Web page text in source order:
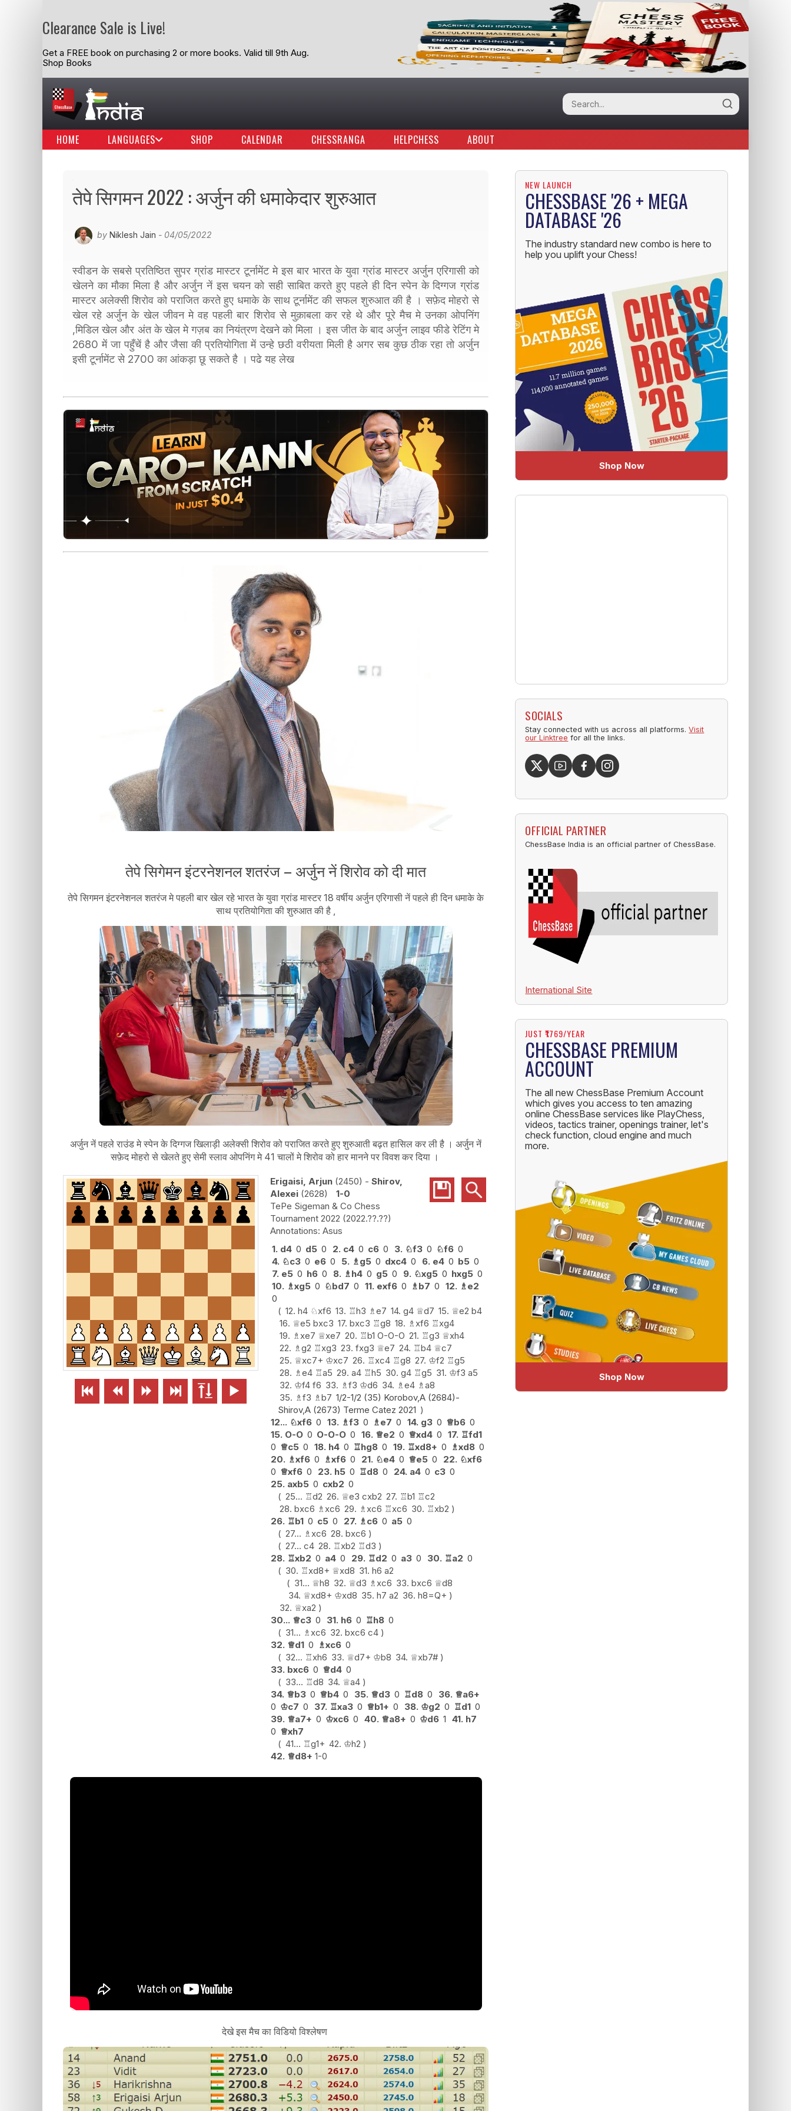
Clearance Sale is Live!
Get a FREE book on purchasing 2 or more books. Valid till 9th Aug.
Shop Books
HOME LANGUAGES SHOP CALENDAR CHESSRANGA HELPCHESS ABOUT
तेपे सिगमन 2022 : अर्जुन की धमाकेदार शुरुआत
by Niklesh Jain - 04/05/2022
स्वीडन के सबसे प्रतिष्ठित सुपर ग्रांड मास्टर टूर्नामेंट मे इस बार भारत के युवा ग्रांड मास्टर अर्जुन एरिगासी को
खेलने का मौका मिला है और अर्जुन नें इस चयन को सही साबित करते हुए पहले ही दिन स्पेन के दिग्गज ग्रांड
मास्टर अलेक्सी शिरोव को पराजित करते हुए धमाके के साथ टूर्नामेंट की सफल शुरुआत की है । सफ़ेद मोहरो से
खेल रहे अर्जुन के खेल जीवन मे वह पहली बार शिरोव से मुक़ाबला कर रहे थे और पूरे मैच मे उनका ओपनिंग
,मिडिल खेल और अंत के खेल मे गज़ब का नियंत्रण देखने को मिला । इस जीत के बाद अर्जुन लाइव फीडे रेटिंग मे
2680 में जा पहुँचें है और जैसा की प्रतियोगिता में उन्हे छठी वरीयता मिली है अगर सब कुछ ठीक रहा तो अर्जुन
इसी टूर्नामेंट से 2700 का आंकड़ा छू सकते है । पढे यह लेख
तेपे सिगेमन इंटरनेशनल शतरंज – अर्जुन नें शिरोव को दी मात
तेपे सिगमन इंटरनेशनल शतरंज मे पहली बार खेल रहे भारत के युवा ग्रांड मास्टर 18 वर्षीय अर्जुन एरिगासी नें पहले ही दिन धमाके के
साथ प्रतियोगिता की शुरुआत की है ,
अर्जुन नें पहले राउंड मे स्पेन के दिग्गज खिलाड़ी अलेक्सी शिरोव को पराजित करते हुए शुरुआती बढ़त हासिल कर ली है । अर्जुन नें
सफ़ेद मोहरो से खेलते हुए सेमी स्लाव ओपनिंग मे 41 चालों मे शिरोव को हार मानने पर विवश कर दिया ।
     
Erigaisi, Arjun 2450 - Shirov,
Alexei 2628
1-0
TePe Sigeman & Co Chess
Tournament 2022 2022.??.??
Asus
1. d4 0 d5 0 2. c4 0 c6 0 3. ♘f3 0 ♘f6 0
4. ♘c3 0 e6 0 5. ♗g5 0 dxc4 0 6. e4 0 b5 0
7. e5 0 h6 0 8. ♗h4 0 g5 0 9. ♘xg5 0 hxg5 0
10. ♗xg5 0 ♘bd7 0 11. exf6 0 ♗b7 0 12. ♗e2
0
12. h4 ♘xf6 13. ♖h3 ♗e7 14. g4 ♕d7 15. ♕e2 b4
16. ♕e5 bxc3 17. bxc3 ♖g8 18. ♗xf6 ♖xg4
19. ♗xe7 ♕xe7 20. ♖b1 O-O-O 21. ♖g3 ♕xh4
22. ♗g2 ♖xg3 23. fxg3 ♕e7 24. ♖b4 ♕c7
25. ♕xc7+ ♔xc7 26. ♖xc4 ♖g8 27. ♔f2 ♖g5
28. ♗e4 ♖a5 29. a4 ♖h5 30. g4 ♖g5 31. ♔f3 a5
32. ♔f4 f6 33. ♗f3 ♔d6 34. ♗e4 ♗a8
35. ♗f3 ♗b7 1/2-1/2 (35) Korobov,A (2684)-
Shirov,A (2673) Terme Catez 2021
12... ♘xf6 0 13. ♗f3 0 ♗e7 0 14. g3 0 ♕b6 0
15. O-O 0 O-O-O 0 16. ♕e2 0 ♕xd4 0 17. ♖fd1
0 ♕c5 0 18. h4 0 ♖hg8 0 19. ♖xd8+ 0 ♗xd8 0
20. ♗xf6 0 ♗xf6 0 21. ♘e4 0 ♕e5 0 22. ♘xf6
0 ♕xf6 0 23. h5 0 ♖d8 0 24. a4 0 c3 0
25. axb5 0 cxb2 0
25... ♖d2 26. ♕e3 cxb2 27. ♖b1 ♖c2
28. bxc6 ♗xc6 29. ♗xc6 ♖xc6 30. ♖xb2
26. ♖b1 0 c5 0 27. ♗c6 0 a5 0
27... ♗xc6 28. bxc6
27... c4 28. ♖xb2 ♖d3
28. ♖xb2 0 a4 0 29. ♖d2 0 a3 0 30. ♖a2 0
30. ♖xd8+ ♕xd8 31. h6 a2
31... ♕h8 32. ♕d3 ♗xc6 33. bxc6 ♕d8
34. ♕xd8+ ♔xd8 35. h7 a2 36. h8=Q+
32. ♕xa2
30... ♕c3 0 31. h6 0 ♖h8 0
31... ♗xc6 32. bxc6 c4
32. ♕d1 0 ♗xc6 0
32... ♖xh6 33. ♕d7+ ♔b8 34. ♕xb7#
33. bxc6 0 ♕d4 0
33... ♖d8 34. ♕a4
34. ♕b3 0 ♕b4 0 35. ♕d3 0 ♖d8 0 36. ♕a6+
0 ♔c7 0 37. ♖xa3 0 ♕b1+ 0 38. ♔g2 0 ♖d1 0
39. ♕a7+ 0 ♔xc6 0 40. ♕a8+ 0 ♔d6 1 41. h7
0 ♕xh7
41... ♖g1+ 42. ♔h2
42. ♕d8+ 1-0
देखे इस मैच का विडियो विश्लेषण
NEW LAUNCH
CHESSBASE '26 + MEGA
DATABASE '26
The industry standard new combo is here to
help you uplift your Chess!
Shop Now
SOCIALS
Stay connected with us across all platforms.Visit
our Linktree for all the links.
OFFICIAL PARTNER
ChessBase India is an official partner of ChessBase.
International Site
JUST ₹1769/YEAR
CHESSBASE PREMIUM
ACCOUNT
The all new ChessBase Premium Account
which gives you access to ten amazing
online ChessBase services like PlayChess,
videos, tactics trainer, openings trainer, let's
check function, cloud engine and much
more.
Shop Now